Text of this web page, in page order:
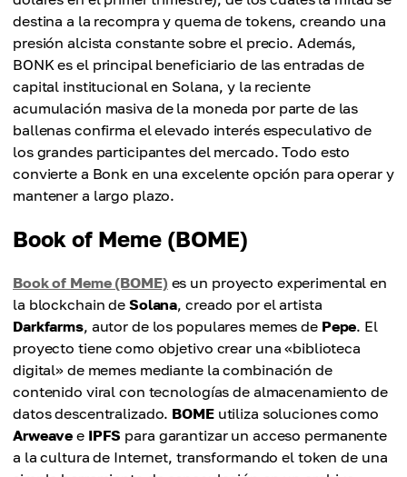
destina a la recompra y quema de tokens, creando una
presión alcista constante sobre el precio. Además,
BONK es el principal beneficiario de las entradas de
capital institucional en Solana, y la reciente
acumulación masiva de la moneda por parte de las
ballenas confirma el elevado interés especulativo de
los grandes participantes del mercado. Todo esto
convierte a Bonk en una excelente opción para operar y
mantener a largo plazo.
Book of Meme (BOME)
Book of Meme (BOME) es un proyecto experimental en
la blockchain de Solana, creado por el artista
Darkfarms, autor de los populares memes de Pepe. El
proyecto tiene como objetivo crear una «biblioteca
digital» de memes mediante la combinación de
contenido viral con tecnologías de almacenamiento de
datos descentralizado. BOMEutiliza soluciones como
Arweave e IPFS para garantizar un acceso permanente
a la cultura de Internet, transformando el token de una